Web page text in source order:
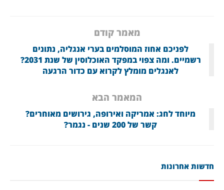
מאמר קודם
לפניכם אחוז המוסלמים בערי אנגליה, נתונים
רשמיים. ומה צפוי במפקד האוכלוסין של שנת 2031?
לאנגלים מומלץ לקרוא עם כדור הרגעה
המאמר הבא
מיוחד לחג: אמריקה ואירופה, גירושים מאוחרים?
קשר של 200 שנים - נגמר?
חדשות אחרונות